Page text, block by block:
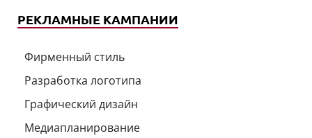
РЕКЛАМНЫЕ КАМПАНИИ
Фирменный стиль
Разработка логотипа
Графический дизайн
Медиапланирование